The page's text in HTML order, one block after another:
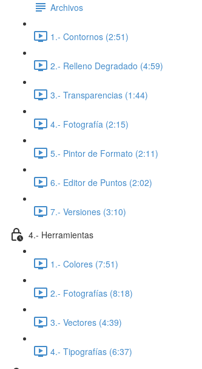
Archivos
1.- Contornos (2:51)
2.- Relleno Degradado (4:59)
3.- Transparencias (1:44)
4.- Fotografía (2:15)
5.- Pintor de Formato (2:11)
6.- Editor de Puntos (2:02)
7.- Versiones (3:10)
4.- Herramientas
1.- Colores (7:51)
2.- Fotografías (8:18)
3.- Vectores (4:39)
4.- Tipografías (6:37)